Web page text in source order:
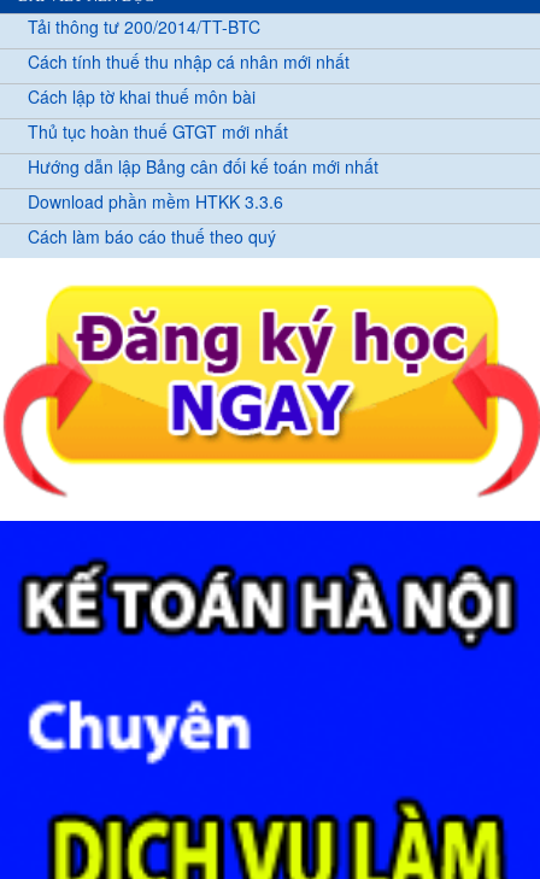
Tải thông tư 200/2014/TT-BTC
Cách tính thuế thu nhập cá nhân mới nhất
Cách lập tờ khai thuế môn bài
Thủ tục hoàn thuế GTGT mới nhất
Hướng dẫn lập Bảng cân đối kế toán mới nhất
Download phần mềm HTKK 3.3.6
Cách làm báo cáo thuế theo quý